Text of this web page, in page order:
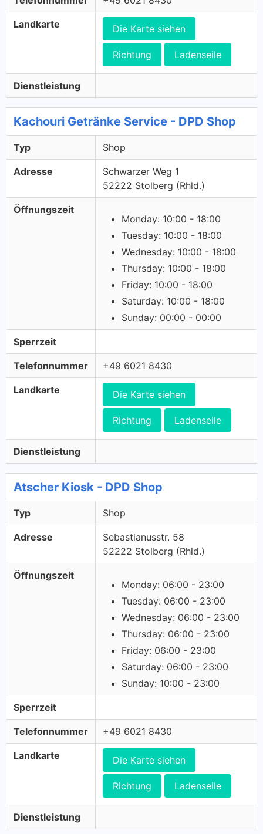
Landkarte Die Karte siehen
Richtung Ladenseile
Dienstleistung
Kachouri Getränke Service - DPD Shop
Typ Shop
Adresse
Schwarzer Weg 1
52222 Stolberg (Rhld.)
Öffnungszeit
Monday: 10:00 - 18:00
Tuesday: 10:00 - 18:00
Wednesday: 10:00 - 18:00
Thursday: 10:00 - 18:00
Friday: 10:00 - 18:00
Saturday: 10:00 - 18:00
Sunday: 00:00 - 00:00
Sperrzeit
Telefonnummer +49 6021 8430
Landkarte Die Karte siehen
Richtung Ladenseile
Dienstleistung
Atscher Kiosk - DPD Shop
Typ Shop
Adresse
Sebastianusstr. 58
52222 Stolberg (Rhld.)
Öffnungszeit
Monday: 06:00 - 23:00
Tuesday: 06:00 - 23:00
Wednesday: 06:00 - 23:00
Thursday: 06:00 - 23:00
Friday: 06:00 - 23:00
Saturday: 06:00 - 23:00
Sunday: 10:00 - 23:00
Sperrzeit
Telefonnummer +49 6021 8430
Landkarte Die Karte siehen
Richtung Ladenseile
Dienstleistung